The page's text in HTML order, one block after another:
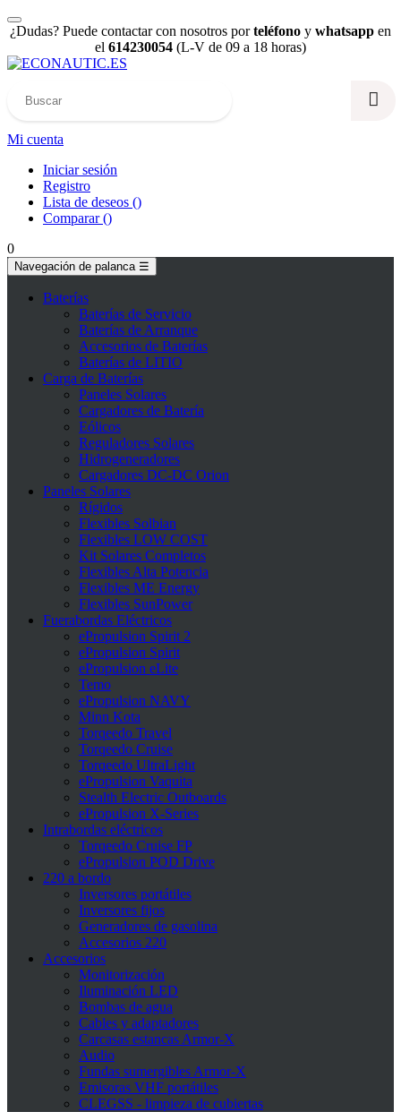
¿Dudas? Puede contactar con nosotros porteléfono y whatsapp en
el 614230054 (L-V de 09 a 18 horas)
Mi cuenta
Iniciar sesión
Registro
Lista de deseos ()
Comparar()
0
Navegación de palanca ☰
Baterías
Baterías de Servicio
Baterías de Arranque
Accesorios de Baterías
Baterías de LITIO
Carga de Baterías
Paneles Solares
Cargadores de Batería
Eólicos
Reguladores Solares
Hidrogeneradores
Cargadores DC-DC Orion
Paneles Solares
Rígidos
Flexibles Solbian
Flexibles LOW COST
Kit Solares Completos
Flexibles Alta Potencia
Flexibles ME Energy
Flexibles SunPower
Fuerabordas Eléctricos
ePropulsion Spirit 2
ePropulsion Spirit
ePropulsion eLite
Temo
ePropulsion NAVY
Minn Kota
Torqeedo Travel
Torqeedo Cruise
Torqeedo UltraLight
ePropulsion Vaquita
Stealth Electric Outboards
ePropulsion X-Series
Intrabordas eléctricos
Torqeedo Cruise FP
ePropulsion POD Drive
220 a bordo
Inversores portátiles
Inversores fijos
Generadores de gasolina
Accesorios 220
Accesorios
Monitorización
Iluminación LED
Bombas de agua
Cables y adaptadores
Carcasas estancas Armor-X
Audio
Fundas sumergibles Armor-X
Emisoras VHF portátiles
CLEGSS - limpieza de cubiertas